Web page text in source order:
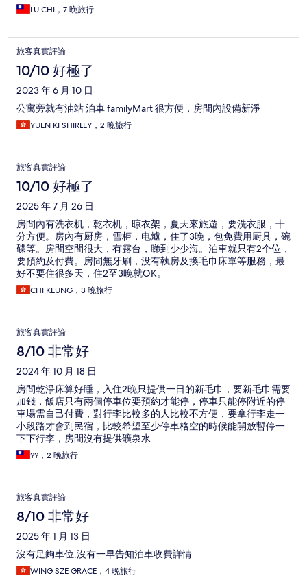
LU CHI，7 晚旅行
旅客真實評論
10/10 好極了
2023 年 6 月 10 日
公寓旁就有油站 泊車 familyMart 很方便，房間內設備新淨
YUEN KI SHIRLEY，2 晚旅行
旅客真實評論
10/10 好極了
2025 年 7 月 26 日
房間內有洗衣机，乾衣机，晾衣架，夏天來旅遊，要洗衣服，十
分方便。房內有厨房，雪柜，电爐，住了3晚，包免費用㕑具，碗
碟等。房間空間很大，有露台，睇到少少海。泊車就只有2个位，
要預約及付費。房間無牙刷，没有執房及換毛巾床單等服務，最
好不要住很多天，住2至3晚就OK。
CHI KEUNG，3 晚旅行
旅客真實評論
8/10 非常好
2024 年 10 月 18 日
房間乾淨床算好睡，入住2晚只提供一日的新毛巾，要新毛巾需要
加錢，飯店只有兩個停車位要預約才能停，停車只能停附近的停
車場需自己付費，對行李比較多的人比較不方便，要拿行李走一
小段路才會到民宿，比較希望至少停車格空的時候能開放暫停一
下下行李，房間沒有提供礦泉水
??，2 晚旅行
旅客真實評論
8/10 非常好
2025 年 1 月 13 日
沒有足夠車位,沒有一早告知泊車收費詳情
WING SZE GRACE，4 晚旅行